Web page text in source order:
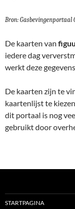
Bron: Gasbevingenportaal
De kaarten van
iedere dag
werkt deze
De kaarten zijn te
kaartenlijst te
dit portaal is nog
gebruikt door
STARTPAGINA